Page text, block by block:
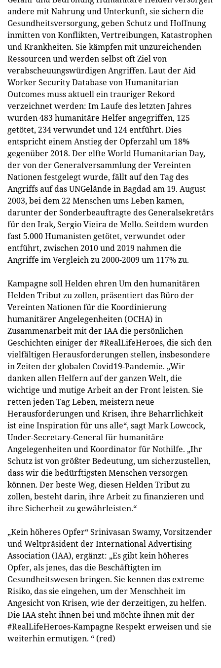
andere mit Nahrung und Unterkunft, sie sichern die
Gesundheitsversorgung, geben Schutz und Hoffnung
inmitten von Konflikten, Vertreibungen, Katastrophen
und Krankheiten. Sie kämpfen mit unzureichenden
Ressourcen und werden selbst oft Ziel von
verabscheuungswürdigen Angriffen. Laut der Aid
Worker Security Database von Humanitarian
Outcomes muss aktuell ein trauriger Rekord
verzeichnet werden: Im Laufe des letzten Jahres
wurden 483 humanitäre Helfer angegriffen, 125
getötet, 234 verwundet und 124 entführt. Dies
entspricht einem Anstieg der Opferzahl um 18%
gegenüber 2018. Der elfte World Humanitarian Day,
der von der Generalversammlung der Vereinten
Nationen festgelegt wurde, fällt auf den Tag des
Angriffs auf das UNGelände in Bagdad am 19. August
2003, bei dem 22 Menschen ums Leben kamen,
darunter der Sonderbeauftragte des Generalsekretärs
für den Irak, Sergio Vieira de Mello. Seitdem wurden
fast 5.000 Humanisten getötet, verwundet oder
entführt, zwischen 2010 und 2019 nahmen die
Angriffe im Vergleich zu 2000-2009 um 117% zu.
Kampagne soll Helden ehren Um den humanitären
Helden Tribut zu zollen, präsentiert das Büro der
Vereinten Nationen für die Koordinierung
humanitärer Angelegenheiten (OCHA) in
Zusammenarbeit mit der IAA die persönlichen
Geschichten einiger der #RealLifeHeroes, die sich den
vielfältigen Herausforderungen stellen, insbesondere
in Zeiten der globalen Covid19-Pandemie. „Wir
danken allen Helfern auf der ganzen Welt, die
wichtige und mutige Arbeit an der Front leisten. Sie
retten jeden Tag Leben, meistern neue
Herausforderungen und Krisen, ihre Beharrlichkeit
ist eine Inspiration für uns alle“, sagt Mark Lowcock,
Under-Secretary-General für humanitäre
Angelegenheiten und Koordinator für Nothilfe. „Ihr
Schutz ist von größter Bedeutung, um sicherzustellen,
dass wir die bedürftigsten Menschen versorgen
können. Der beste Weg, diesen Helden Tribut zu
zollen, besteht darin, ihre Arbeit zu finanzieren und
ihre Sicherheit zu gewährleisten.“
„Kein höheres Opfer“ Srinivasan Swamy, Vorsitzender
und Weltpräsident der International Advertising
Association (IAA), ergänzt: „Es gibt kein höheres
Opfer, als jenes, das die Beschäftigten im
Gesundheitswesen bringen. Sie kennen das extreme
Risiko, das sie eingehen, um der Menschheit im
Angesicht von Krisen, wie der derzeitigen, zu helfen.
Die IAA steht ihnen bei und möchte ihnen mit der
#RealLifeHeroes-Kampagne Respekt erweisen und sie
weiterhin ermutigen. “ (red)